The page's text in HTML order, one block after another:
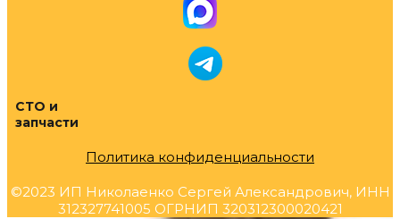
СТО и
запчасти
Политика конфиденциальности
©2023 ИП Николаенко Сергей Александрович, ИНН
312327741005 ОГРНИП 320312300020421